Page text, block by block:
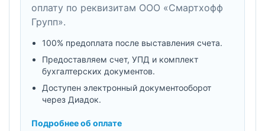
оплату по реквизитам ООО «Смартхофф
Групп».
100% предоплата после выставления счета.
Предоставляем счет, УПД и комплект
бухгалтерских документов.
Доступен электронный документооборот
через Диадок.
Подробнее об оплате